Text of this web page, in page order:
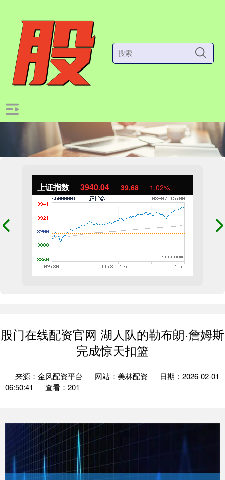
上证指数 3940.04 39.68 1.02%
股门在线配资官网 湖人队的勒布朗·詹姆斯
完成惊天扣篮
来源：金风配资平台 网站：美林配资
日期：2026-02-01
06:50:41
查看：201